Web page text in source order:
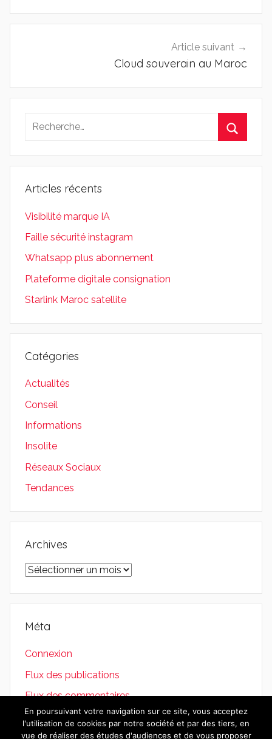
Article suivant
Cloud souverain au Maroc
Recherche
:
Articles récents
Visibilité marque IA
Faille sécurité instagram
Whatsapp plus abonnement
Plateforme digitale consignation
Starlink Maroc satellite
Catégories
Actualités
Conseil
Informations
Insolite
Réseaux Sociaux
Tendances
Archives
Archives
Méta
Connexion
Flux des publications
Flux des commentaires
Site de WordPress-FR
En poursuivant votre navigation sur ce site, vous acceptez
l'utilisation de cookies par notre société et par des tiers, en
vue de réaliser des études d'audiences et de vous proposer